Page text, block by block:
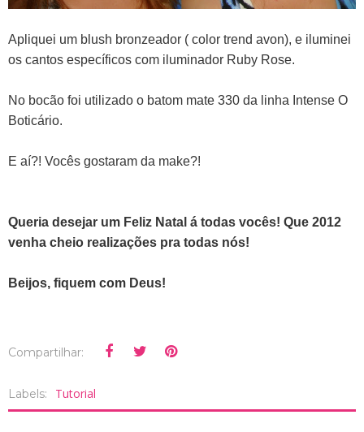
Apliquei um blush bronzeador ( color trend avon), e iluminei
os cantos específicos com iluminador Ruby Rose.
No bocão foi utilizado o batom mate 330 da linha Intense O
Boticário.
E aí?! Vocês gostaram da make?!
Queria desejar um Feliz Natal á todas vocês! Que 2012
venha cheio realizações pra todas nós!
Beijos, fiquem com Deus!
Compartilhar:
Labels: Tutorial